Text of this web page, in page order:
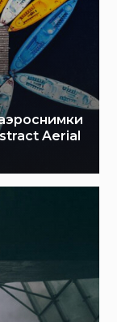
Aerial